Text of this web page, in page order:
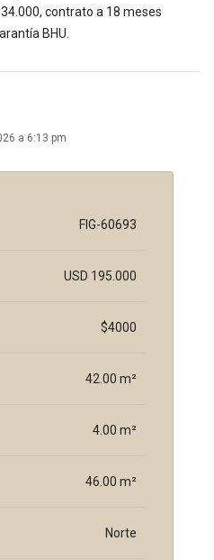
34.000, contrato a 18 meses
BHU.
a 6:13 pm
FIG-60693
USD 195.000
$4000
42.00 m²
4.00 m²
46.00 m²
Norte